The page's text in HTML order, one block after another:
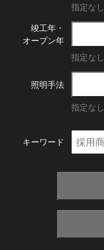
指定なし
竣工年・
オープン年
指定なし
照明手法
指定なし
キーワード